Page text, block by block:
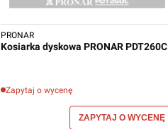
Kosiarka dyskowa PRONAR PDT260C
Zapytaj o wycenę
PRONAR